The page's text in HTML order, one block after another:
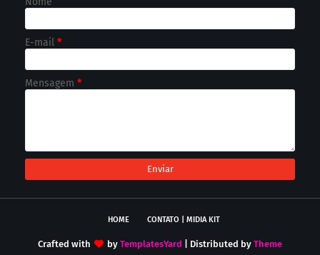
E-mail *
Mensagem *
HOME CONTATO | MIDIA KIT
Crafted with by TemplatesYard | Distributed by Theme